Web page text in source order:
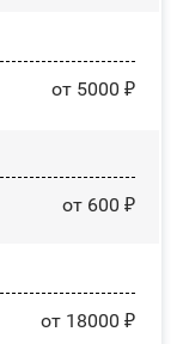
от 5000 ₽
от 600 ₽
от 18000 ₽